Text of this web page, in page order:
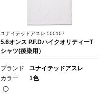
ユナイテッドアスレ 500107
5.6オンス P.F.DハイクオリティーT
シャツ(後染用）
ブランド
ユナイテッドアスレ
カラー
1色